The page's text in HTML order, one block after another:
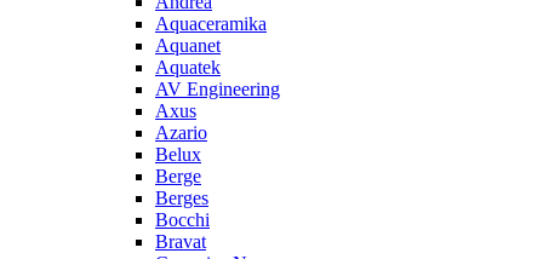
Aquaceramika
Aquanet
Aquatek
AV Engineering
Axus
Azario
Belux
Berge
Berges
Bocchi
Bravat